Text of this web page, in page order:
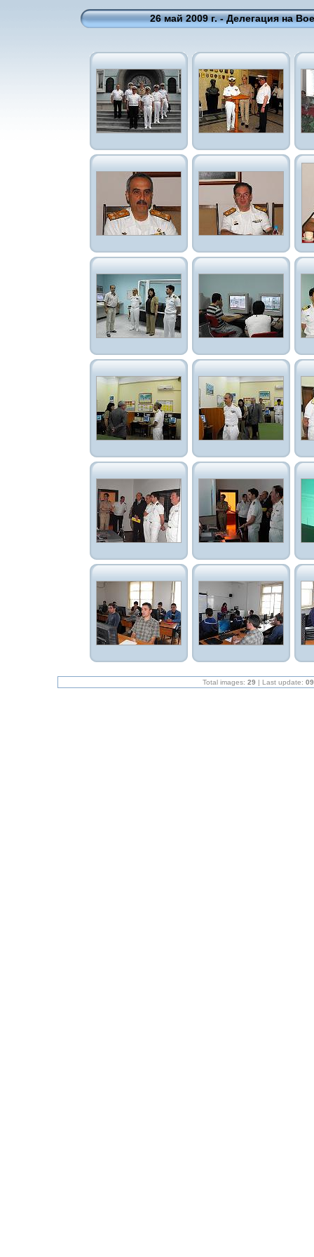
26 май 2009 г. - Делегация на
Total images: 29 | Last update: